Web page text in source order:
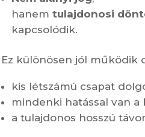
hanemtulajdonosi
kapcsolódik.
Ez különösen jól működik
kis létszámú csapat
mindenki hatással van
a tulajdonos hosszú